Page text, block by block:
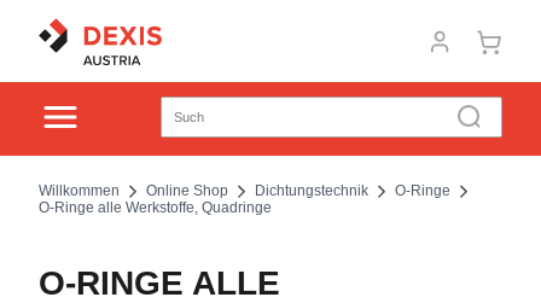
Willkommen Online Shop Dichtungstechnik
O-Ringe
O-Ringe alle Werkstoffe, Quadringe
O-RINGE ALLE